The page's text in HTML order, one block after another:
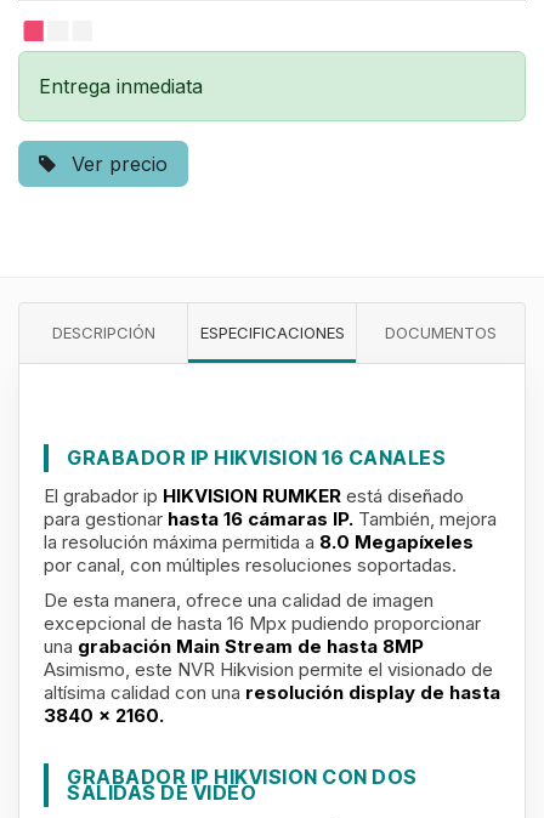
Entrega inmediata
Ver precio
DESCRIPCIÓN ESPECIFICACIONES DOCUMENTOS
GRABADOR IP HIKVISION 16 CANALES
El grabador ip HIKVISION RUMKER está diseñado
para gestionar hasta 16 cámaras IP. También, mejora
la resolución máxima permitida a 8.0 Megapíxeles
por canal, con múltiples resoluciones soportadas.
De esta manera, ofrece una calidad de imagen
excepcional de hasta 16 Mpx pudiendo proporcionar
una grabación Main Stream de hasta 8MP
Asimismo, este NVR Hikvision permite el visionado de
altísima calidad con una resolución display de hasta
3840 x 2160.
GRABADOR IP HIKVISION CON DOS
SALIDAS DE VIDEO